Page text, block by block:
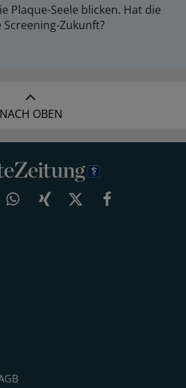
Plaque-Seele blicken. Hat die
Zukunft?
NACH OBEN